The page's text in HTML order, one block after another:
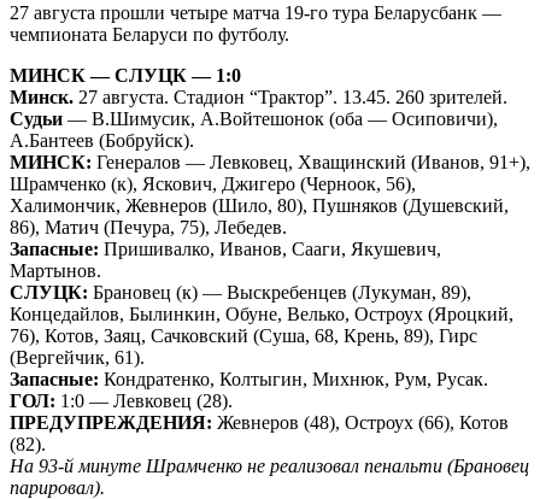
27 августа прошли четыре матча 19-го тура Беларусбанк —
чемпионата Беларуси по футболу.
МИНСК — СЛУЦК — 1:0
Минск. 27 августа. Стадион “Трактор”. 13.45. 260 зрителей.
Судьи — В.Шимусик, А.Войтешонок (оба — Осиповичи),
А.Бантеев (Бобруйск).
МИНСК: Генералов — Левковец, Хващинский (Иванов, 91+),
Шрамченко (к), Яскович, Джигеро (Черноок, 56),
Халимончик, Жевнеров (Шило, 80), Пушняков (Душевский,
86), Матич (Печура, 75), Лебедев.
Запасные: Пришивалко, Иванов, Сааги, Якушевич,
Мартынов.
СЛУЦК: Брановец (к) — Выскребенцев (Лукуман, 89),
Концедайлов, Былинкин, Обуне, Велько, Остроух (Яроцкий,
76), Котов, Заяц, Сачковский (Суша, 68, Крень, 89), Гирс
(Вергейчик, 61).
Запасные: Кондратенко, Колтыгин, Михнюк, Рум, Русак.
ГОЛ: 1:0 — Левковец (28).
ПРЕДУПРЕЖДЕНИЯ: Жевнеров (48), Остроух (66), Котов
(82).
На 93-й минуте Шрамченко не реализовал пенальти (Брановец
парировал).